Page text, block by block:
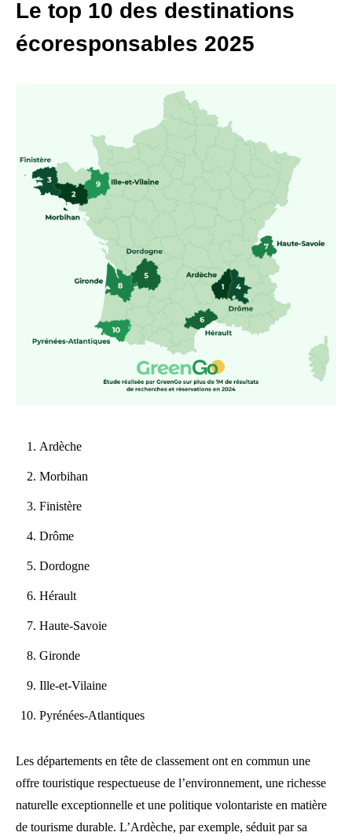
Le top 10 des destinations
écoresponsables 2025
Ardèche
Morbihan
Finistère
Drôme
Dordogne
Hérault
Haute-Savoie
Gironde
Ille-et-Vilaine
Pyrénées-Atlantiques
Les départements en tête de classement ont en commun une
offre touristique respectueuse de l’environnement, une richesse
naturelle exceptionnelle et une politique volontariste en matière
de tourisme durable. L’Ardèche, par exemple, séduit par sa